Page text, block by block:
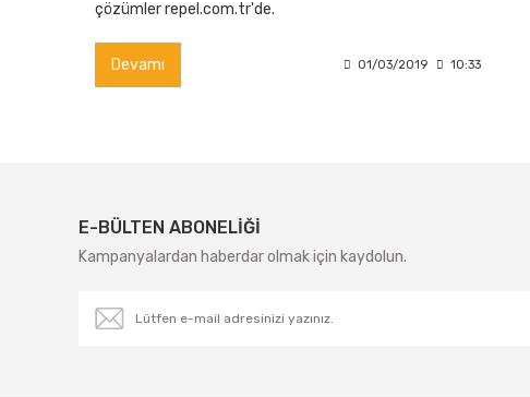
çözümler repel.com.tr'de.
Devamı 01/03/2019 10:33
E-BÜLTEN ABONELİĞİ
Kampanyalardan haberdar olmak için kaydolun.